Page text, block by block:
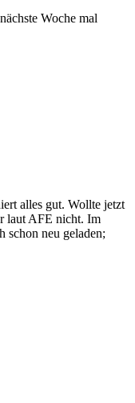
Woche mal
alles gut. Wollte jetzt
laut AFE nicht. Im
schon neu geladen;